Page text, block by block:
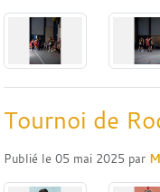
Tournoi de
Publié le 05 mai 2025 par